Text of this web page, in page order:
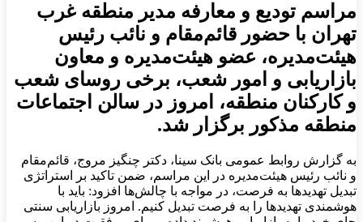
مراسم تودیع و معارفه مدیر منطقه غرب
تهران با حضور قائم‌‌مقام و نائب رئیس
هیئت‌مدیره، عضو هیئت‌مدیره و معاون
بازاریابی و امور شعب، برخی روسای شعب
و کارکنان منطقه، امروز در سالن اجتماعات
منطقه مذکور برگزار شد.
به گزارش روابط عمومی بانک سینا، دکتر چنگیز مروج، قائم‌مقام
و نائب رئیس هیئت‌‌مدیره در این مراسم، ضمن تاکید بر استراتژی
تبدیل تهدیدها به فرصت، در مواجه با چالش‌ها افزود: باید با
هوشمندی تهدیدها را به فرصت تبدیل کنیم. امروز بازاریابی سنتی